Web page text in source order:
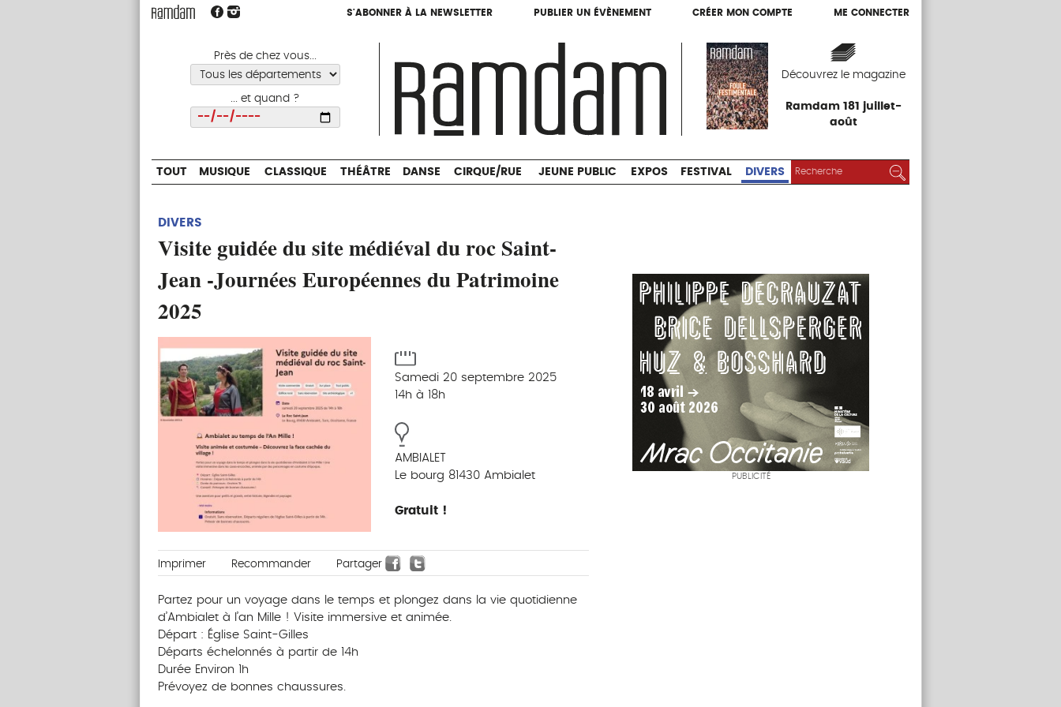
S'ABONNER À LA NEWSLETTER PUBLIER UN ÉVÈNEMENT CRÉER MON COMPTE ME CONNECTER
Près de chez vous...
... et quand ?
Découvrez le magazine
Ramdam 181 juillet-
août
S'ABONNER À LA NEWSLETTER PUBLIER UN ÉVÈNEMENT CRÉER MON COMPTE ME CONNECTER
CIRQUE/RUE JEUNE PUBLIC EXPOS
TOUT MUSIQUE CLASSIQUE THÉÂTRE DANSE CIRQUE/RUE JEUNE PUBLIC EXPOS FESTIVAL DIVERS RECHERCHER :
DIVERS
Visite guidée du site médiéval du roc Saint-
Jean -Journées Européennes du Patrimoine
2025
Samedi 20 septembre 2025
14h à 18h
AMBIALET
Le bourg 81430 Ambialet
Gratuit !
Imprimer Recommander Partager
Partez pour un voyage dans le temps et plongez dans la vie quotidienne
d’Ambialet à l’an Mille ! Visite immersive et animée.
Départ : Église Saint-Gilles
Départs échelonnés à partir de 14h
Durée Environ 1h
Prévoyez de bonnes chaussures.
PUBLICITÉ